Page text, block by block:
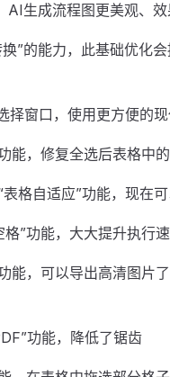
AI生成流程图更美观、
”的能力，此基础优化
择窗口，使用更方便的
能，修复全选后表格中
格自适应”功能，现在
”功能，大大提升执行
能，可以导出高清图片
功能，降低了锯齿